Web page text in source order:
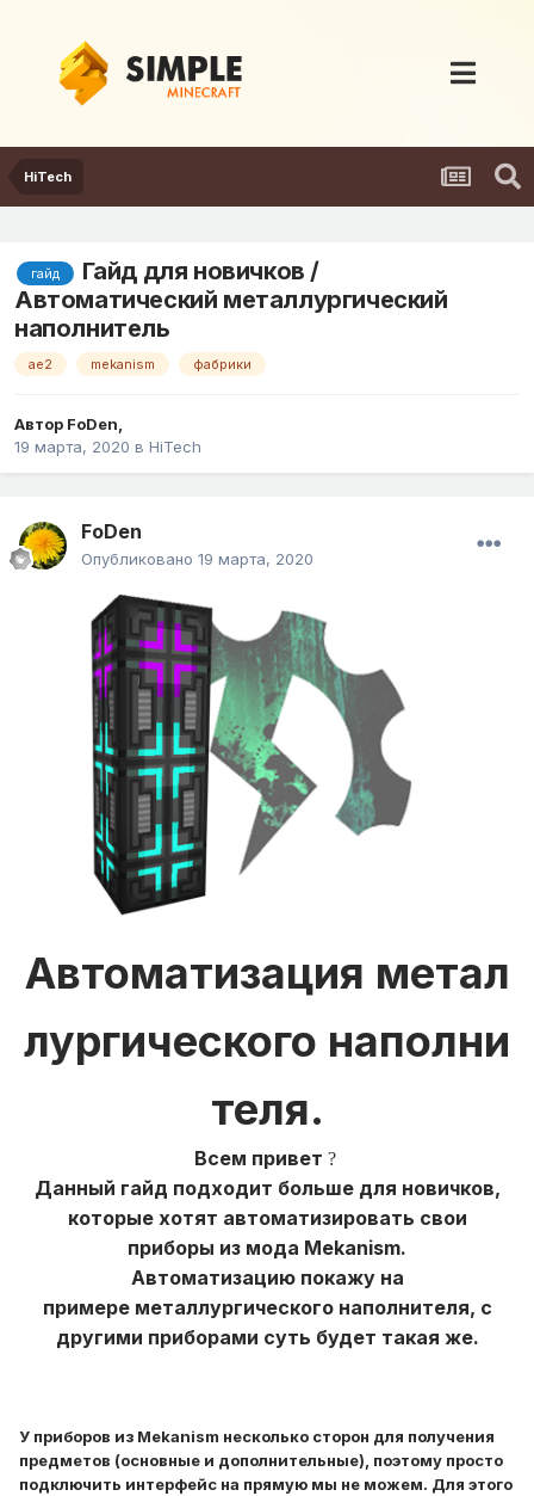
HiTech
гайд
Гайд для новичков /
Автоматический металлургический
наполнитель
ae2 mekanism фабрики
Автор FoDen,
19 марта, 2020 в HiTech
FoDen
Опубликовано 19 марта, 2020
Автоматизация метал
лургического наполни
теля.
Всем привет ?
Данный гайд подходит больше для новичков,
которые хотят автоматизировать свои
приборы из мода Mekanism.
Автоматизацию покажу на
примере металлургического наполнителя, с
другими приборами суть будет такая же.
У приборов из Mekanism несколько сторон для получения
предметов (основные и дополнительные), поэтому просто
подключить интерфейс на прямую мы не можем. Для этого